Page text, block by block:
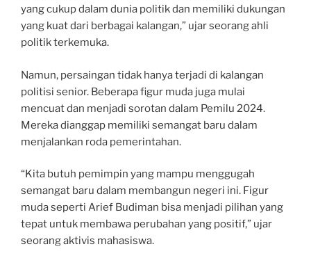
yang cukup dalam dunia politik dan memiliki dukungan
yang kuat dari berbagai kalangan,” ujar seorang ahli
politik terkemuka.
Namun, persaingan tidak hanya terjadi di kalangan
politisi senior. Beberapa figur muda juga mulai
mencuat dan menjadi sorotan dalam Pemilu 2024.
Mereka dianggap memiliki semangat baru dalam
menjalankan roda pemerintahan.
“Kita butuh pemimpin yang mampu menggugah
semangat baru dalam membangun negeri ini. Figur
muda seperti Arief Budiman bisa menjadi pilihan yang
tepat untuk membawa perubahan yang positif,” ujar
seorang aktivis mahasiswa.